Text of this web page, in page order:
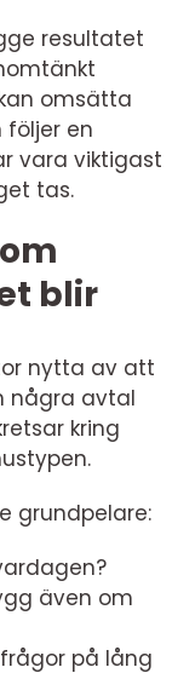
resultatet
omsätta
följer en
vara viktigast
tas.
blir
nytta av att
några avtal
kring
grundpelare:
även om
på lång